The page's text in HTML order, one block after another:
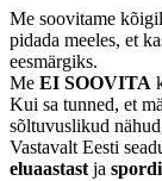
Me soovitame
pidada meeles, et
eesmärgiks.
Me EI SOOVITA
Kui sa tunned, et
sõltuvuslikud
Vastavalt Eesti
eluaastast ja